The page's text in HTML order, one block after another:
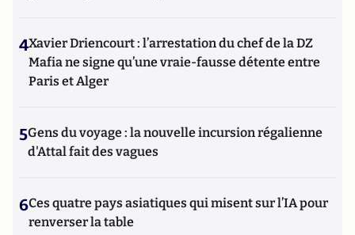
4Xavier Driencourt : l’arrestation du chef de la DZ
Mafia ne signe qu’une vraie-fausse détente entre
Paris et Alger
5Gens du voyage : la nouvelle incursion régalienne
d'Attal fait des vagues
6Ces quatre pays asiatiques qui misent sur l’IA pour
renverser la table